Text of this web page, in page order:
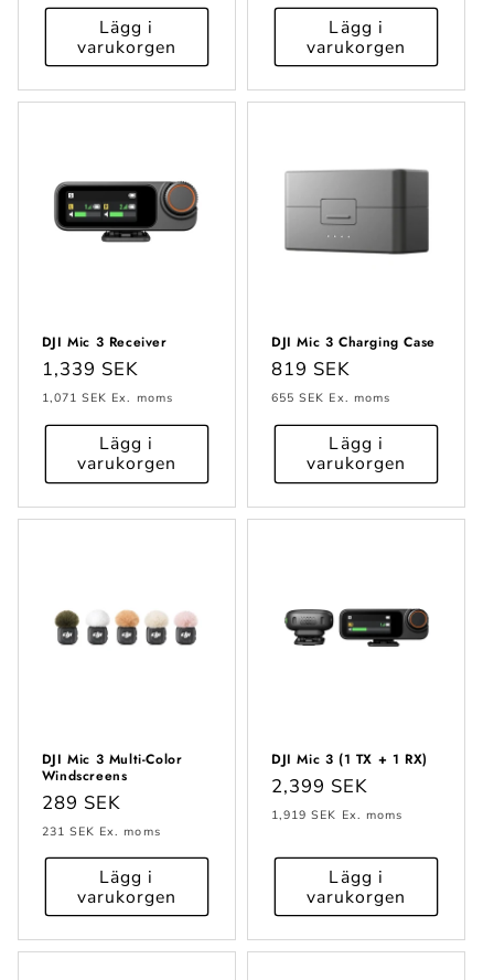
Lägg i
varukorgen
Lägg i
varukorgen
DJI Mic 3 Receiver
Ordinarie
pris
1,339 SEK
1,071 SEK Ex. moms
Lägg i
varukorgen
DJI Mic 3 Charging Case
Ordinarie
pris
819 SEK
655 SEK Ex. moms
Lägg i
varukorgen
DJI Mic 3 Multi-Color
Windscreens
Ordinarie
pris
289 SEK
231 SEK Ex. moms
Lägg i
varukorgen
DJI Mic 3 (1 TX + 1 RX)
Ordinarie
pris
2,399 SEK
1,919 SEK Ex. moms
Lägg i
varukorgen